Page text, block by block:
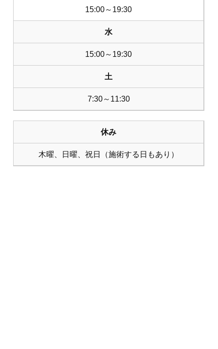
15:00～19:30
水
15:00～19:30
土
7:30～11:30
休み
木曜、日曜、祝日（施術する日もあり）